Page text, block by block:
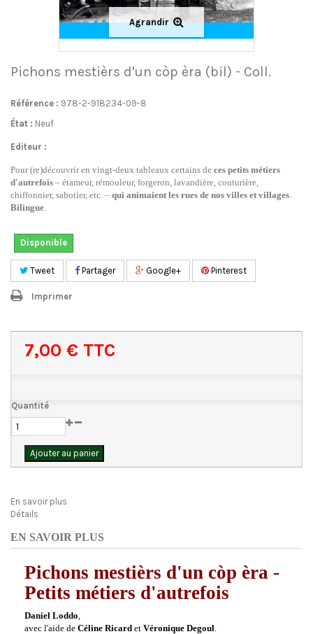
Agrandir
Pichons mestièrs d'un còp èra (bil) - Coll.
Référence : 978-2-918234-09-8
État : Neuf
Editeur :
Pour (re)découvrir en vingt-deux tableaux certains de ces petits métiers
d'autrefois – étameur, rémouleur, forgeron, lavandière, couturière,
chiffonnier, sabotier, etc. – qui animaient les rues de nos villes et villages.
Bilingue.
Disponible
Tweet Partager Google+ Pinterest
Imprimer
7,00 € TTC
Quantité
Ajouter au panier
En savoir plus
Détails
EN SAVOIR PLUS
Pichons mestièrs d'un còp èra -
Petits métiers d'autrefois
Daniel Loddo,
avec l'aide de Céline Ricard et Véronique Degoul.